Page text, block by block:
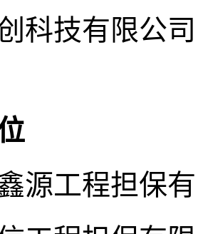
科技有限公司
源工程担保